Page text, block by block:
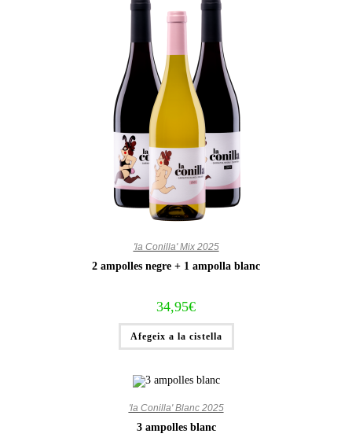
'la Conilla' Mix 2025
2 ampolles negre + 1 ampolla blanc
34,95€
Afegeix a la cistella
'la Conilla' Blanc 2025
3 ampolles blanc